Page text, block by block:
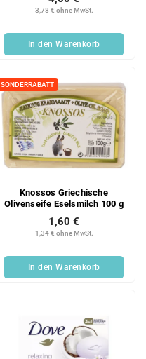
3,78 € ohne MwSt.
In den Warenkorb
SONDERRABATT
Knossos Griechische
Olivenseife Eselsmilch 100 g
1,34 € ohne MwSt.
1,60 €
In den Warenkorb